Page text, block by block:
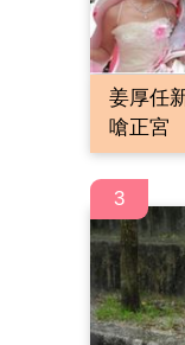
姜厚任
嗆正宮
3